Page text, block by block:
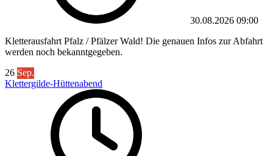
30.08.2026 09:00
Kletterausfahrt Pfalz / Pfälzer Wald! Die genauen Infos zur Abfahrt
werden noch bekanntgegeben.
26 Sep.
Klettergilde-Hüttenabend